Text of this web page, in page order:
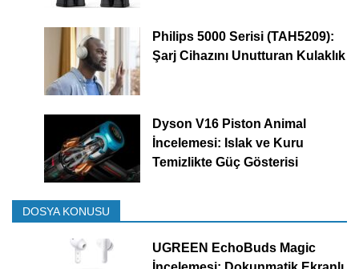
Philips 5000 Serisi (TAH5209):
Şarj Cihazını Unutturan Kulaklık
Dyson V16 Piston Animal
İncelemesi: Islak ve Kuru
Temizlikte Güç Gösterisi
DOSYA KONUSU
UGREEN EchoBuds Magic